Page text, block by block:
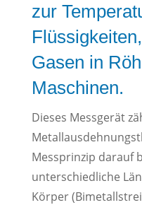
zur
Gasen in
Maschinen.
Dieses Messgerät
Messprinzip darauf
unterschiedliche
Körper